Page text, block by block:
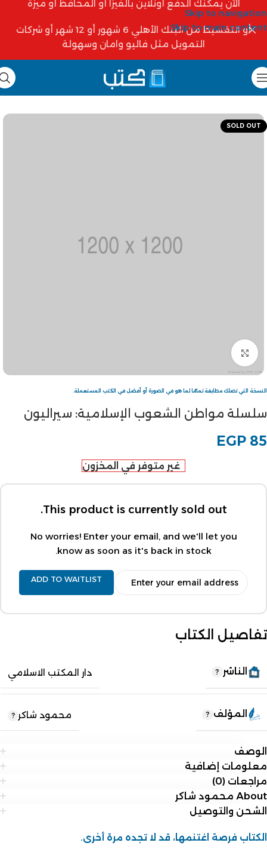
Skip to navigation
Skip to main content
الآن يمكنك الدفع أونلاين بالفيزا أو المحافظ أو ميزة
أو التقسيط من البنك الأهلي 6 شهور أو 12 شهر أو شركات
التمويل مثل فاليو وامان وسهولة
SOLD OUT
Click to enlarge
النسخة التي تصلك مطابقة تمامًا لما هو في الصورة أو أفضل في الكتب المستعملة.
سلسلة مواطن الشعوب الإسلامية: سيراليون
EGP 85
غير متوفر في المخزون
This product is currently sold out.
No worries! Enter your email, and we'll let you
know as soon as it's back in stock.
ADD TO WAITLIST
تفاصيل الكتاب
الناشر دار المكتب الاسلامي
المؤلف محمود شاكر
الوصف
معلومات إضافية
مراجعات (0)
About محمود شاكر
الشحن والتوصيل
الكتاب فرصة اغتنمها، قد لا تجده مرة أخرى.